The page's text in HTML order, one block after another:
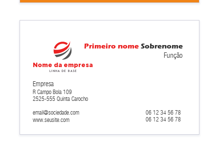
www.seusite.com
06 12 34 56 78
06 12 34 56 78
email@sociedade.com
R Campo Bola 109
2525-555 Quinta Carocho
Empresa
Função
Primeiro nomeSobrenome
Nome da empresa
Linha de base